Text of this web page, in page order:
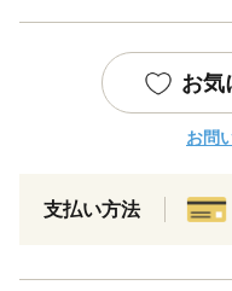
お気
お問
支払い方法